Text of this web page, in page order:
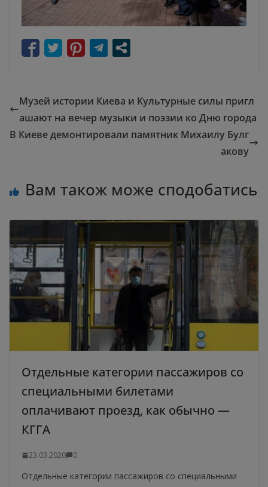
Музей истории Киева и Культурные силы пригл
ашают на вечер музыки и поэзии ко Дню города
В Киеве демонтировали памятник Михаилу Булг
акову
Вам також може сподобатись
Отдельные категории пассажиров со
специальными билетами
оплачивают проезд, как обычно —
КГГА
23.03.2020 0
Отдельные категории пассажиров со специальными